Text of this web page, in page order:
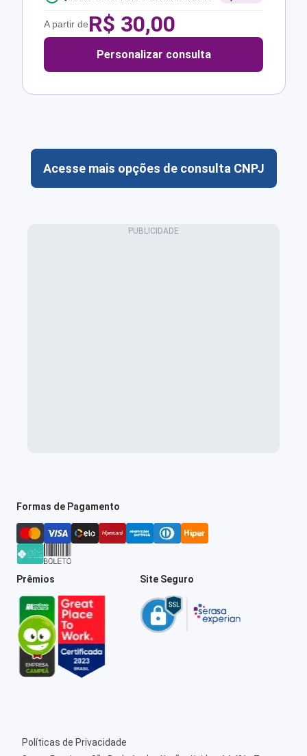
A partir deR$ 30,00
Personalizar consulta
Acesse mais opções de consulta CNPJ
Formas de Pagamento
Prêmios Site Seguro
Políticas de Privacidade